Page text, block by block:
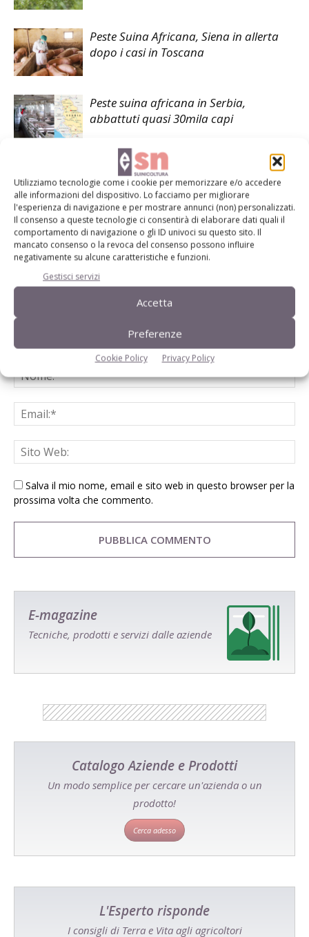
Utilizziamo tecnologie come i cookie per memorizzare e/o accedere
alle informazioni del dispositivo. Lo facciamo per migliorare
l'esperienza di navigazione e per mostrare annunci (non) personalizzati.
Il consenso a queste tecnologie ci consentirà di elaborare dati quali il
comportamento di navigazione o gli ID univoci su questo sito. Il
mancato consenso o la revoca del consenso possono influire
negativamente su alcune caratteristiche e funzioni.
Gestisci servizi
Accetta
Preferenze
Cookie Policy Privacy Policy
Peste Suina Africana, Siena in allerta
dopo i casi in Toscana
Peste suina africana in Serbia,
abbattuti quasi 30mila capi
LASCIA UN COMMENTO
Salva il mio nome, email e sito web in questo browser per la
prossima volta che commento.
E-magazine
Tecniche, prodotti e servizi dalle aziende
Catalogo Aziende e Prodotti
Un modo semplice per cercare un'azienda o un
prodotto!
Cerca adesso
L'Esperto risponde
I consigli di Terra e Vita agli agricoltori